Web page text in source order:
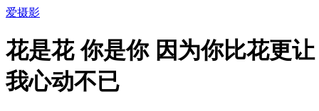
爱摄影
花是花 你是你 因为你比花更让
我心动不已